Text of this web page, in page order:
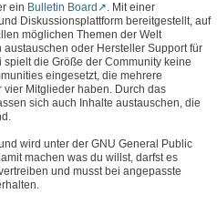
ein Bulletin Board
. Mit einer
Diskussionsplattform bereitgestellt, auf
möglichen Themen der Welt
oder Hersteller Support für
die Größe der Community keine
eingesetzt, die mehrere
Mitglieder haben. Durch das
sich auch Inhalte austauschen, die
wird unter der GNU General Public
machen was du willst, darfst es
und musst bei angepasste